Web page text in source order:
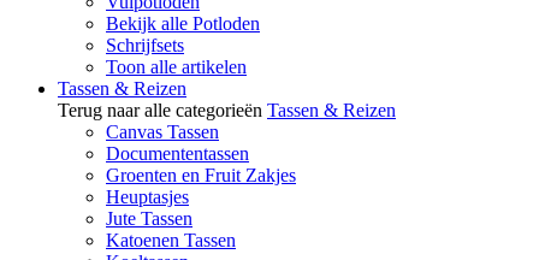
Bekijk alle Potloden
Schrijfsets
Toon alle artikelen
Tassen & Reizen
Terug naar alle categorieën Tassen & Reizen
Canvas Tassen
Documententassen
Groenten en Fruit Zakjes
Heuptasjes
Jute Tassen
Katoenen Tassen